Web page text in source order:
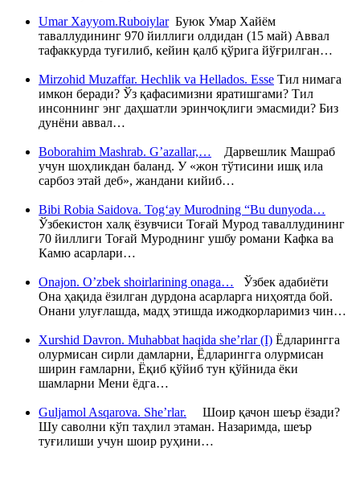
Umar Xayyom.RuboiylarБуюк Умар Хайём
таваллудининг 970 йиллиги олдидан (15 май) Аввал
тафаккурда туғилиб, кейин қалб қўрига йўғрилган…
Mirzohid Muzaffar. Hechlik va Hellados. Esse Тил нимага
имкон беради? Ўз қафасимизни яратишгами? Тил
инсоннинг энг даҳшатли эринчоқлиги эмасмиди? Биз
дунёни аввал…
Boborahim Mashrab. G’azallar,… Дарвешлик Машраб
учун шоҳликдан баланд. У «жон тўтисини ишқ ила
сарбоз этай деб», жандани кийиб…
Bibi Robia Saidova. Tog‘ay Murodning “Bu dunyoda…
Ўзбекистон халқ ёзувчиси Тоғай Мурод таваллудининг
70 йиллиги Тоғай Муроднинг ушбу романи Кафка ва
Камю асарлари…
Onajon. O’zbek shoirlarining onaga… Ўзбек адабиёти
Она ҳақида ёзилган дурдона асарларга ниҳоятда бой.
Онани улуғлашда, мадҳ этишда ижодкорларимиз чин…
Xurshid Davron. Muhabbat haqida she’rlar (I) Ёдларингга
олурмисан сирли дамларни, Ёдларингга олурмисан
ширин ғамларни, Ёқиб қўйиб тун қўйнида ёки
шамларни Мени ёдга…
Guljamol Asqarova. She’rlar. Шоир қачон шеър ёзади?
Шу саволни кўп таҳлил этаман. Назаримда, шеър
туғилиши учун шоир руҳини…